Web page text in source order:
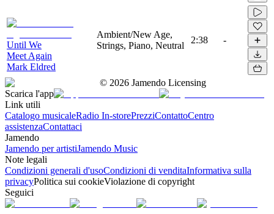
Until We
Meet Again
Mark Eldred
Ambient/New Age,
Strings, Piano, Neutral
2:38 -
© 2026 Jamendo Licensing
Scarica l'app
Link utili
Catalogo musicaleRadio In-storePrezziContattoCentro
assistenzaContattaci
Jamendo
Jamendo per artistiJamendo Music
Note legali
Condizioni generali d'usoCondizioni di venditaInformativa sulla
privacyPolitica sui cookieViolazione di copyright
Seguici